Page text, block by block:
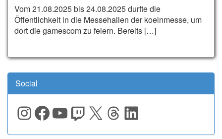
Vom 21.08.2025 bis 24.08.2025 durfte die
Öffentlichkeit in die Messehallen der koelnmesse, um
dort die gamescom zu feiern. Bereits […]
Social
Instagram
Facebook
YouTube
Twitch
X Threads
LinkedIn